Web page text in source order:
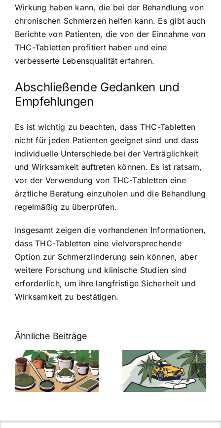
Wirkung haben kann, die bei der Behandlung von
chronischen Schmerzen helfen kann. Es gibt auch
Berichte von Patienten, die von der Einnahme von
THC-Tabletten profitiert haben und eine
verbesserte Lebensqualität erfahren.
Abschließende Gedanken und
Empfehlungen
Es ist wichtig zu beachten, dass THC-Tabletten
nicht für jeden Patienten geeignet sind und dass
individuelle Unterschiede bei der Verträglichkeit
und Wirksamkeit auftreten können. Es ist ratsam,
vor der Verwendung von THC-Tabletten eine
ärztliche Beratung einzuholen und die Behandlung
regelmäßig zu überprüfen.
Insgesamt zeigen die vorhandenen Informationen,
dass THC-Tabletten eine vielversprechende
Option zur Schmerzlinderung sein können, aber
weitere Forschung und klinische Studien sind
erforderlich, um ihre langfristige Sicherheit und
Wirksamkeit zu bestätigen.
Ähnliche Beiträge
Neue THC-
Grenzwert-
Regelung:
Was Sie über
Cannabis und
müssen
Cannabis
Samen
kaufen: Alles
was Sie